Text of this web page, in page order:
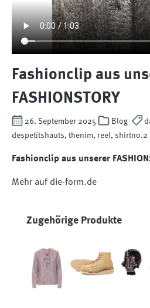
Fashionclip aus
FASHIONSTORY
26. September 2025 Blog
despetitshauts, thenim, reel, shirtno.2
Fashionclip aus unserer
Mehr auf die-form.de
Produktgalerie überspringen
Zugehörige Produkte